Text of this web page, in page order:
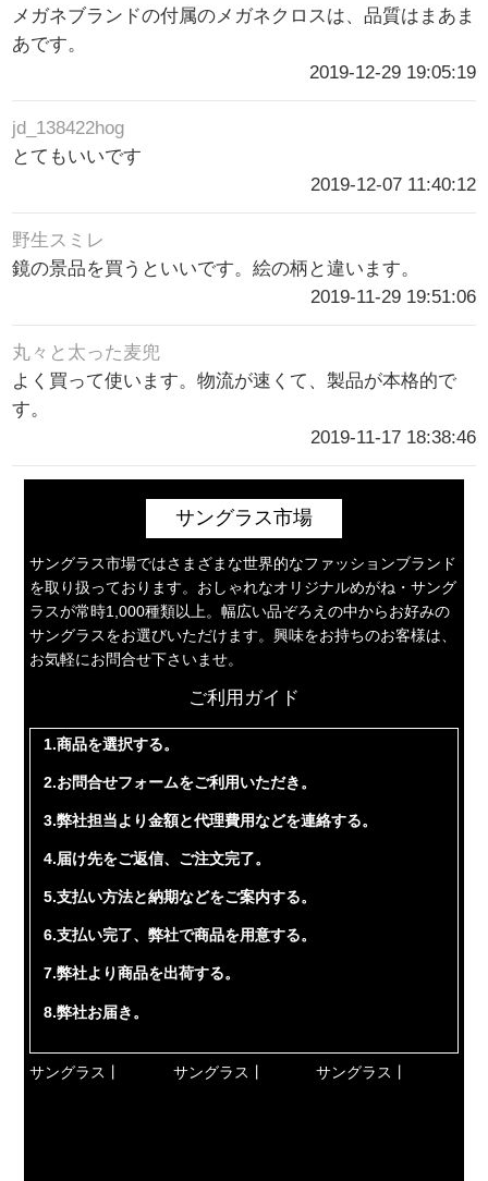
メガネブランドの付属のメガネクロスは、品質はまあま
あです。
2019-12-29 19:05:19
jd_138422hog
とてもいいです
2019-12-07 11:40:12
野生スミレ
鏡の景品を買うといいです。絵の柄と違います。
2019-11-29 19:51:06
丸々と太った麦兜
よく買って使います。物流が速くて、製品が本格的で
す。
2019-11-17 18:38:46
サングラス市場
サングラス市場ではさまざまな世界的なファッションブランド
を取り扱っております。おしゃれなオリジナルめがね・サング
ラスが常時1,000種類以上。幅広い品ぞろえの中からお好みの
サングラスをお選びいただけます。興味をお持ちのお客様は、
お気軽にお問合せ下さいませ。
ご利用ガイド
1.商品を選択する。
2.お問合せフォームをご利用いただき。
3.弊社担当より金額と代理費用などを連絡する。
4.届け先をご返信、ご注文完了。
5.支払い方法と納期などをご案内する。
6.支払い完了、弊社で商品を用意する。
7.弊社より商品を出荷する。
8.弊社お届き。
サングラス丨 サングラス丨 サングラス丨